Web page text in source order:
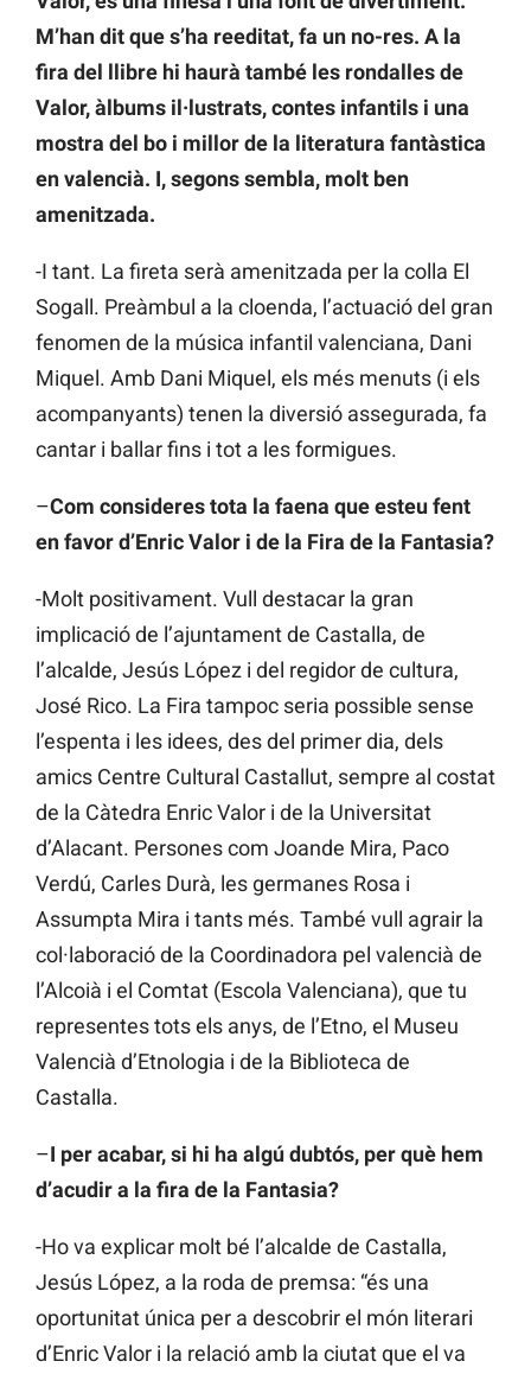
M’han dit que s’ha reeditat, fa un no-res. A la
fira del llibre hi haurà també les rondalles de
Valor, àlbums il·lustrats, contes infantils i una
mostra del bo i millor de la literatura fantàstica
en valencià. I, segons sembla, molt ben
amenitzada.
-I tant. La fireta serà amenitzada per la colla El
Sogall. Preàmbul a la cloenda, l’actuació del gran
fenomen de la música infantil valenciana, Dani
Miquel. Amb Dani Miquel, els més menuts (i els
acompanyants) tenen la diversió assegurada, fa
cantar i ballar fins i tot a les formigues.
–Com consideres tota la faena que esteu fent
en favor d’Enric Valor i de la Fira de la Fantasia?
-Molt positivament. Vull destacar la gran
implicació de l’ajuntament de Castalla, de
l’alcalde, Jesús López i del regidor de cultura,
José Rico. La Fira tampoc seria possible sense
l’espenta i les idees, des del primer dia, dels
amics Centre Cultural Castallut, sempre al costat
de la Càtedra Enric Valor i de la Universitat
d’Alacant. Persones com Joande Mira, Paco
Verdú, Carles Durà, les germanes Rosa i
Assumpta Mira i tants més. També vull agrair la
col·laboració de la Coordinadora pel valencià de
l’Alcoià i el Comtat (Escola Valenciana), que tu
representes tots els anys, de l’Etno, el Museu
Valencià d’Etnologia i de la Biblioteca de
Castalla.
–I per acabar, si hi ha algú dubtós, per què hem
d’acudir a la fira de la Fantasia?
-Ho va explicar molt bé l’alcalde de Castalla,
Jesús López, a la roda de premsa: “és una
oportunitat única per a descobrir el món literari
d’Enric Valor i la relació amb la ciutat que el va